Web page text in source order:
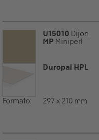
U15010 Dijon
MP Miniperl
Duropal HPL
Formato: 297 x 210 mm